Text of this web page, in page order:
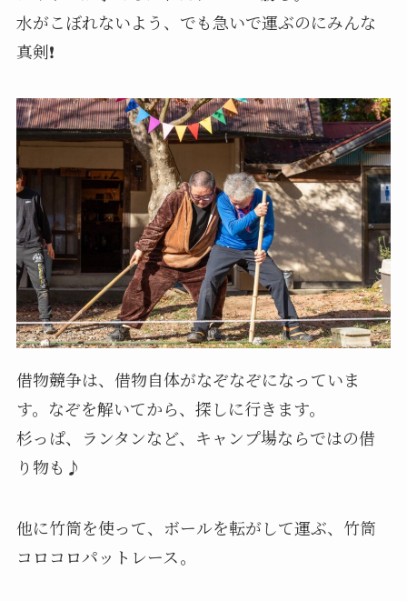
水がこぼれないよう、でも急いで運ぶのにみんな
真剣❗️
借物競争は、借物自体がなぞなぞになっていま
す。なぞを解いてから、探しに行きます。
杉っぱ、ランタンなど、キャンプ場ならではの借
り物も♪
他に竹筒を使って、ボールを転がして運ぶ、竹筒
コロコロパットレース。